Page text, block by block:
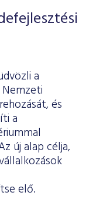
a
és
a
új alap célja,
elő.